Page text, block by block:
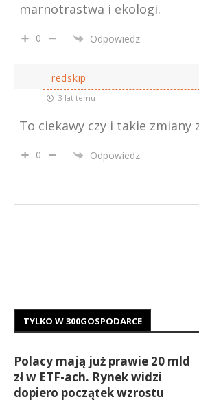
marnotrastwa i ekologi.
0 Odpowiedz
redskip
3 lat temu
To ciekawy czy i takie zmiany
0 Odpowiedz
TYLKO W 300GOSPODARCE
Polacy mają już prawie 20 mld
zł w ETF-ach. Rynek widzi
dopiero początek wzrostu